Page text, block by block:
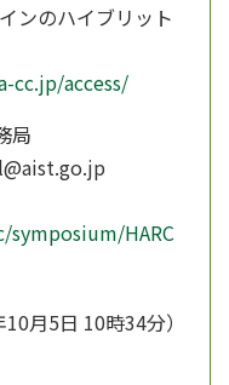
のハイブリット
cc.jp/access/
局
HARC
10月5日 10時34分）